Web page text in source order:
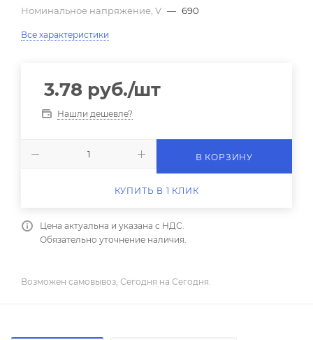
Номинальное напряжение, V — 690
Все характеристики
3.78 руб./шт
Нашли дешевле?
В КОРЗИНУ
КУПИТЬ В 1 КЛИК
Цена актуальна и указана с НДС.
Обязательно уточнение наличия.
Возможен самовывоз, Сегодня на Сегодня.